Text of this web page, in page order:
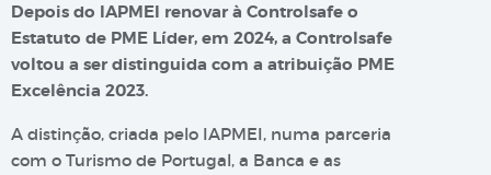
Depois do IAPMEI renovar à Controlsafe o
Estatuto de PME Líder, em 2024, a Controlsafe
voltou a ser distinguida com a atribuição PME
Excelência 2023.
A distinção, criada pelo IAPMEI, numa parceria
com o Turismo de Portugal, a Banca e as